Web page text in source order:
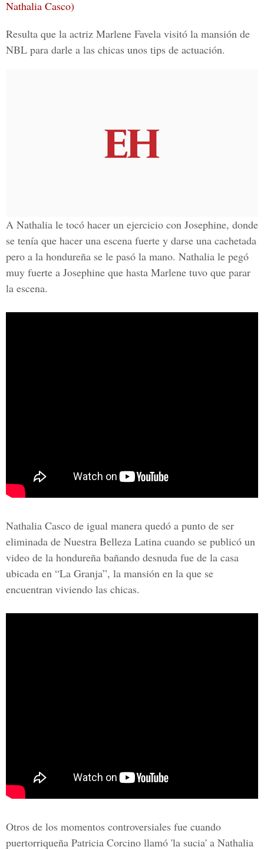
Nathalia Casco)
Resulta que la actriz Marlene Favela visitó la mansión de
NBL para darle a las chicas unos tips de actuación.
A Nathalia le tocó hacer un ejercicio con Josephine, donde
se tenía que hacer una escena fuerte y darse una cachetada
pero a la hondureña se le pasó la mano. Nathalia le pegó
muy fuerte a Josephine que hasta Marlene tuvo que parar
la escena.
Nathalia Casco de igual manera quedó a punto de ser
eliminada de Nuestra Belleza Latina cuando se publicó un
video de la hondureña bañando desnuda fue de la casa
ubicada en “La Granja”, la mansión en la que se
encuentran viviendo las chicas.
Otros de los momentos controversiales fue cuando
puertorriqueña Patricia Corcino llamó 'la sucia' a Nathalia